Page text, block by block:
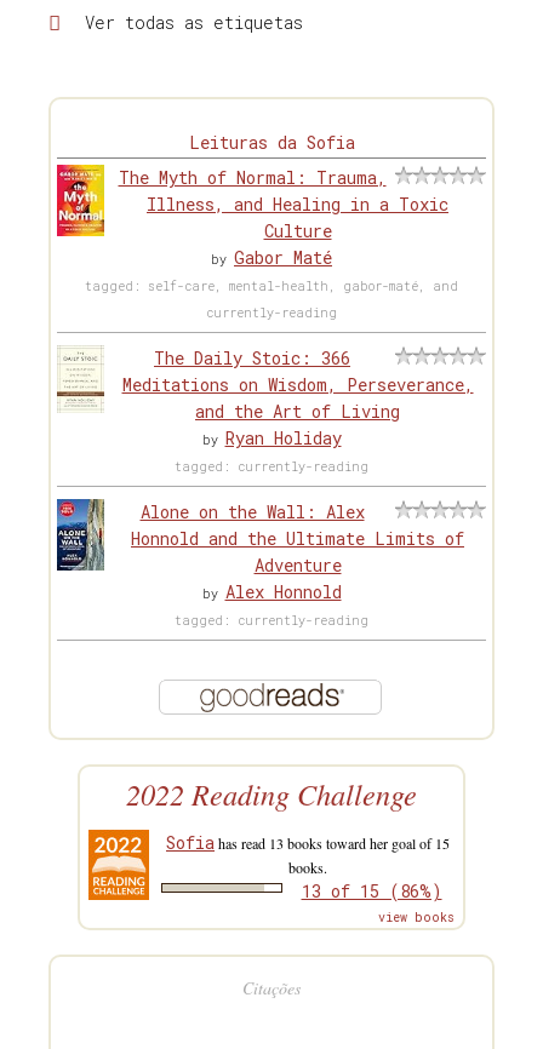
Ver todas as etiquetas
Leituras da Sofia
The Myth of Normal: Trauma,
Illness, and Healing in a Toxic
Culture
by Gabor Maté
tagged: self-care, mental-health, gabor-maté, and
currently-reading
The Daily Stoic: 366
Meditations on Wisdom, Perseverance,
and the Art of Living
by Ryan Holiday
tagged: currently-reading
Alone on the Wall: Alex
Honnold and the Ultimate Limits of
Adventure
by Alex Honnold
tagged: currently-reading
2022 Reading Challenge
Sofiahas read 13 books toward her goal of 15
books.
13 of 15 (86%)
view books
Citações